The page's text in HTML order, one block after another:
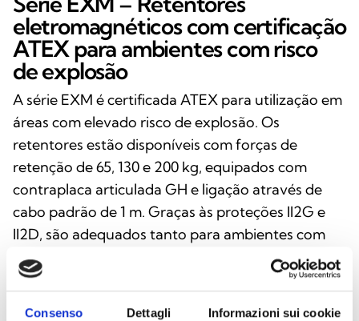
Consenso Dettagli Informazioni sui cookie
eletromagnéticos com certificação
ATEX para ambientes com risco
de explosão
A série EXM é certificada ATEX para utilização em
áreas com elevado risco de explosão. Os
retentores estão disponíveis com forças de
retenção de 65, 130 e 200 kg, equipados com
contraplaca articulada GH e ligação através de
cabo padrão de 1 m. Graças às proteções II2G e
II2D, são adequados tanto para ambientes com
gases e vapores como para zonas com poeiras (21
e 22).